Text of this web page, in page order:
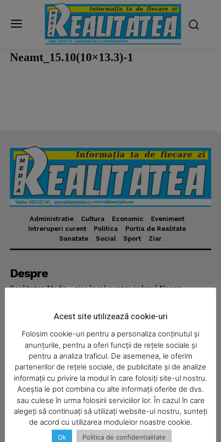
News Week
SUBSCRIBE NOW
Neamt_15.10(10×13.3)-1
Administratie Cultura Economic
Eveniment
Intreruperi curent
Politica
Portia de Realitate
Sanatate
Social Sport Ziar
Despre
Realitatea Media – ziar local pentru județul Neamț,
Economic
Acasă
Economic
Politica
Acest site utilizează cookie-uri
Folosim cookie-uri pentru a personaliza conținutul și
anunțurile, pentru a oferi funcții de rețele sociale și
pentru a analiza traficul. De asemenea, le oferim
partenerilor de rețele sociale, de publicitate și de analize
informații cu privire la modul în care folosiți site-ul nostru.
Aceștia le pot combina cu alte informații oferite de dvs.
sau culese în urma folosirii serviciilor lor. În cazul în care
alegeți să continuați să utilizați website-ul nostru, sunteți
de acord cu utilizarea modulelor noastre cookie.
Ok Politica de confidentialitate